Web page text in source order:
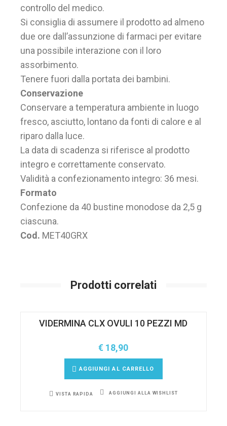
controllo del medico.
Si consiglia di assumere il prodotto ad almeno
due ore dall’assunzione di farmaci per evitare
una possibile interazione con il loro
assorbimento.
Tenere fuori dalla portata dei bambini.
Conservazione
Conservare a temperatura ambiente in luogo
fresco, asciutto, lontano da fonti di calore e al
riparo dalla luce.
La data di scadenza si riferisce al prodotto
integro e correttamente conservato.
Validità a confezionamento integro: 36 mesi.
Formato
Confezione da 40 bustine monodose da 2,5 g
ciascuna.
Cod. MET40GRX
Prodotti correlati
VIDERMINA CLX OVULI 10 PEZZI MD
€ 18,90
AGGIUNGI AL CARRELLO
VISTA RAPIDA AGGIUNGI ALLA WISHLIST